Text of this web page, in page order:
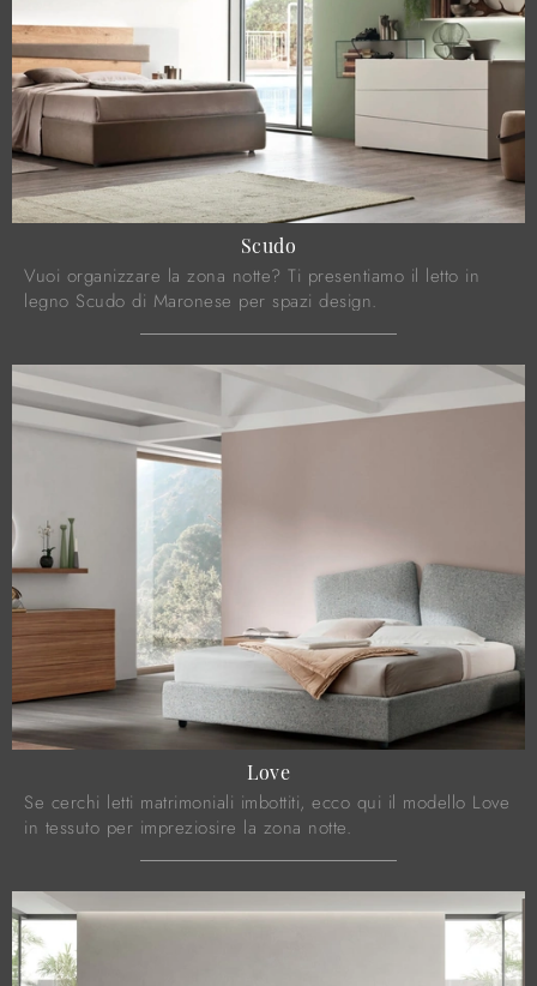
Scudo
Vuoi organizzare la zona notte? Ti presentiamo il letto in
legno Scudo di Maronese per spazi design.
Love
Se cerchi letti matrimoniali imbottiti, ecco qui il modello Love
in tessuto per impreziosire la zona notte.